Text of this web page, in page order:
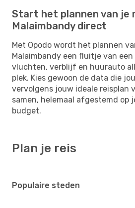
Start het plannen van je
Malaimbandy direct
Met Opodo wordt het plannen
Malaimbandy een fluitje van
vluchten, verblijf en huurauto
plek. Kies gewoon de data die
vervolgens jouw ideale reisplan
samen, helemaal afgestemd op
budget.
Plan je reis
Populaire steden